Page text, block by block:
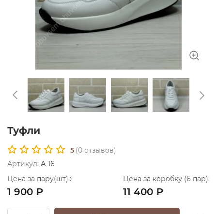
Туфли
5 (0 отзывов)
Артикул: А-16
Цена за пару(шт).:
1 900 ₽
Цена за коробку (6 пар):
11 400 ₽